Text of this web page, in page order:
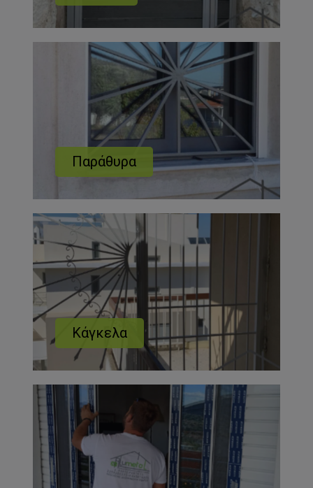
Παράθυρα
Κάγκελα